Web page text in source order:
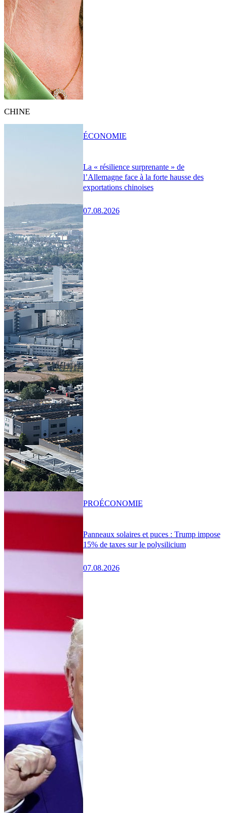
CHINE
La « résilience surprenante » de
l’Allemagne face à la forte hausse des
exportations chinoises
07.08.2026
ÉCONOMIE
Panneaux solaires et puces : Trump impose
15% de taxes sur le polysilicium
07.08.2026
PROÉCONOMIE